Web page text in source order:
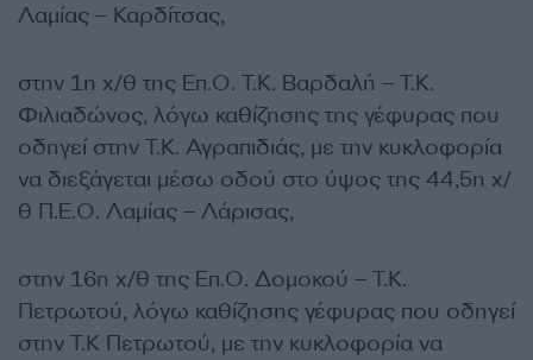
Λαμίας – Καρδίτσας,
στην 1η χ/θ της Επ.Ο. Τ.Κ. Βαρδαλή – Τ.Κ.
Φιλιαδώνος, λόγω καθίζησης της γέφυρας που
οδηγεί στην Τ.Κ. Αγραπιδιάς, με την κυκλοφορία
να διεξάγεται μέσω οδού στο ύψος της 44,5η χ/
θ Π.Ε.Ο. Λαμίας – Λάρισας,
στην 16η χ/θ της Επ.Ο. Δομοκού – Τ.Κ.
Πετρωτού, λόγω καθίζησης γέφυρας που οδηγεί
στην Τ.Κ Πετρωτού, με την κυκλοφορία να